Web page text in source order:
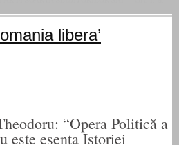
libera’
“Opera Politică a
este esența Istoriei